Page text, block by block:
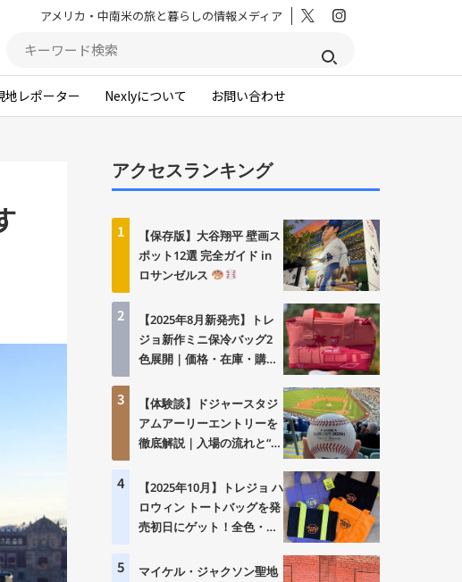
アメリカ・中南米の旅と暮らしの情報メディア
地レポーター Nexlyについて お問い合わせ
アクセスランキング
1
【保存版】大谷翔平 壁画ス
ポット12選 完全ガイド in
ロサンゼルス
2
【2025年8月新発売】トレ
ジョ新作ミニ保冷バッグ2
色展開｜価格・在庫・購入
3
【体験談】ドジャースタジ
アムアーリーエントリーを
徹底解説｜入場の流れと“神
4
【2025年10月】トレジョ ハ
ロウィン トートバッグを発
売初日にゲット！全色・価
5
マイケル・ジャクソン聖地